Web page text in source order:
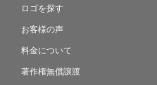
ロゴを探す
お客様の声
料金について
著作権無償譲渡